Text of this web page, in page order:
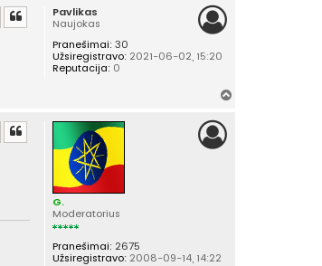
Pavlikas
Naujokas
Pranešimai: 30
Užsiregistravo: 2021-06-02, 15:20
Reputacija: 0
G.
Moderatorius
Pranešimai: 2675
Užsiregistravo: 2008-09-14, 14:22